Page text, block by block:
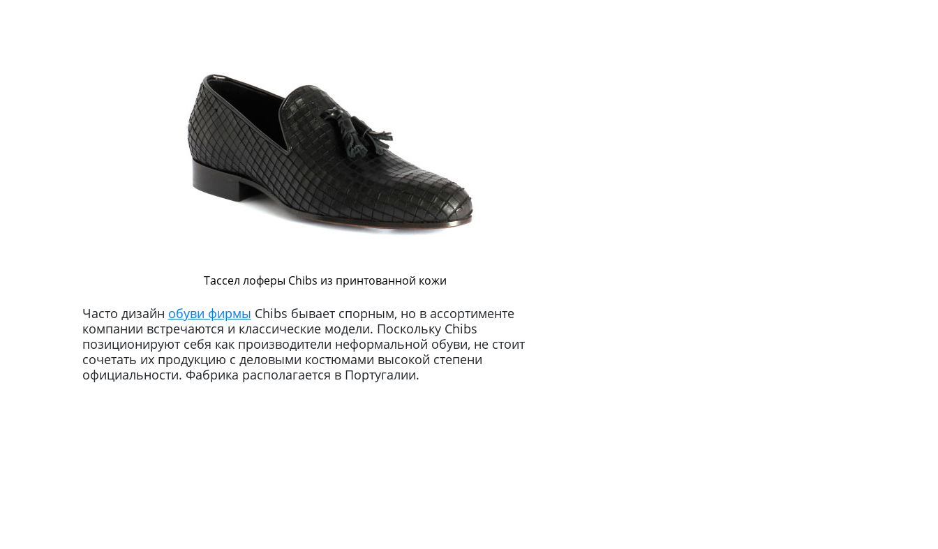
Тассел лоферы Chibs из принтованной кожи
Часто дизайн обуви фирмы Chibs бывает спорным, но в ассортименте
компании встречаются и классические модели. Поскольку Chibs
позиционируют себя как производители неформальной обуви, не стоит
сочетать их продукцию с деловыми костюмами высокой степени
официальности. Фабрика располагается в Португалии.